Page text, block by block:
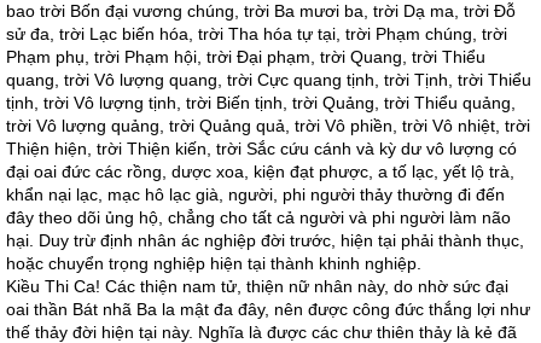
bao trời Bốn đại vương chúng, trời Ba mươi ba, trời Dạ ma, trời Đỗ
sử đa, trời Lạc biến hóa, trời Tha hóa tự tại, trời Phạm chúng, trời
Phạm phụ, trời Phạm hội, trời Đại phạm, trời Quang, trời Thiểu
quang, trời Vô lượng quang, trời Cực quang tịnh, trời Tịnh, trời Thiểu
tịnh, trời Vô lượng tịnh, trời Biến tịnh, trời Quảng, trời Thiểu quảng,
trời Vô lượng quảng, trời Quảng quả, trời Vô phiền, trời Vô nhiệt, trời
Thiện hiện, trời Thiện kiến, trời Sắc cứu cánh và kỳ dư vô lượng có
đại oai đức các rồng, dược xoa, kiện đạt phược, a tố lạc, yết lộ trà,
khẩn nại lạc, mạc hô lạc già, người, phi người thảy thường đi đến
đây theo dõi ủng hộ, chẳng cho tất cả người và phi người làm não
hại. Duy trừ định nhân ác nghiệp đời trước, hiện tại phải thành thục,
hoặc chuyển trọng nghiệp hiện tại thành khinh nghiệp.
Kiều Thi Ca! Các thiện nam tử, thiện nữ nhân này, do nhờ sức đại
oai thần Bát nhã Ba la mật đa đây, nên được công đức thắng lợi như
thế thảy đời hiện tại này. Nghĩa là được các chư thiên thảy là kẻ đã